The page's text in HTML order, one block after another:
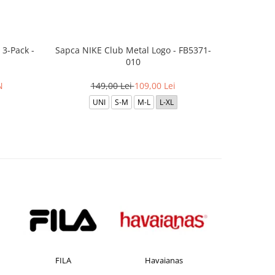
Pack -
Sapca NIKE Club Metal Logo - FB5371-
010
149,00 Lei109,00 Lei
UNI S-M M-L L-XL
FILA Havaianas